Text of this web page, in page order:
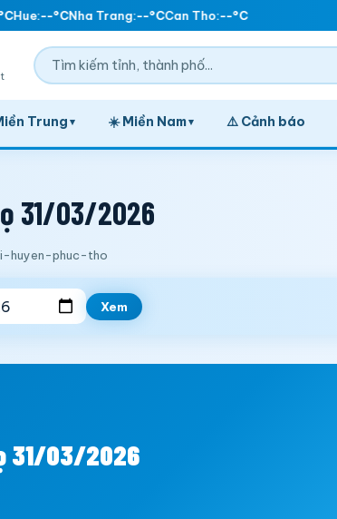
Hue:--°CNha Trang:--°CCan Tho:--°C
Trung ▾ ☀️ Miền Nam▾ ⚠️ Cảnh báo
31/03/2026
huyen-phuc-tho
Xem
31/03/2026